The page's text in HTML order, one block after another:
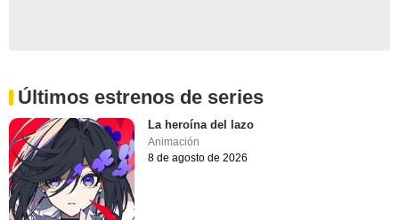
Últimos estrenos de series
La heroína del lazo
Animación
8 de agosto de 2026